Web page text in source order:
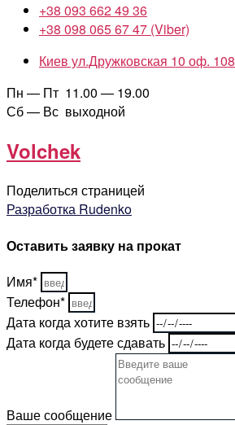
+38 093 662 49 36
+38 098 065 67 47 (Viber)
Киев ул.Дружковская 10 оф. 108
Пн — Пт 11.00 — 19.00
Сб — Вс выходной
Volchek
Поделиться страницей
Разработка Rudenko
Оставить заявку на прокат
Имя*
Телефон*
Дата когда хотите взять
Дата когда будете сдавать
Ваше сообщение